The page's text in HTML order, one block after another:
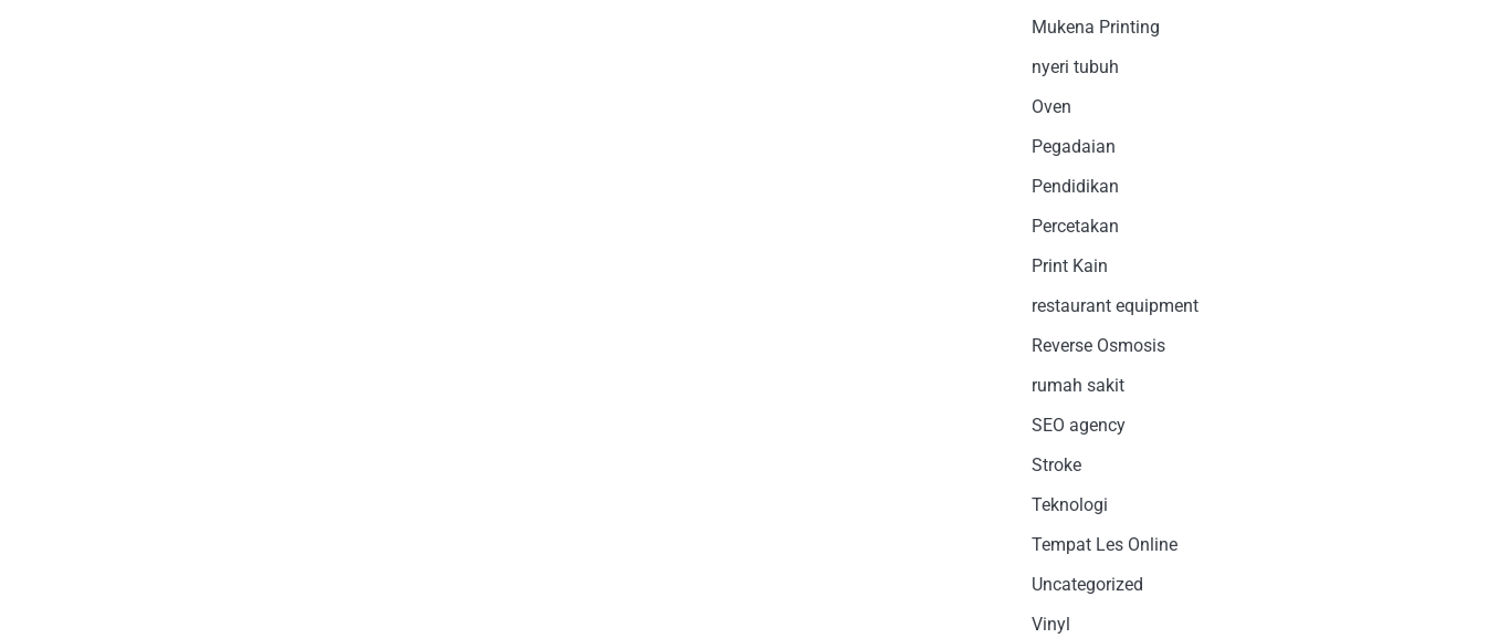
Mukena Printing
nyeri tubuh
Oven
Pegadaian
Pendidikan
Percetakan
Print Kain
restaurant equipment
Reverse Osmosis
rumah sakit
SEO agency
Stroke
Teknologi
Tempat Les Online
Uncategorized
Vinyl